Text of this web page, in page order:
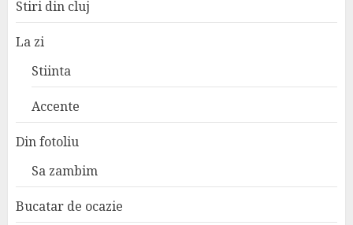
Stiri din cluj
La zi
Stiinta
Accente
Din fotoliu
Sa zambim
Bucatar de ocazie